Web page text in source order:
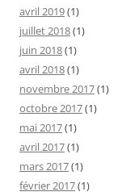
avril 2019(1)
juillet 2018(1)
juin 2018(1)
avril 2018(1)
novembre 2017(1)
octobre 2017(1)
mai 2017(1)
avril 2017(1)
mars 2017(1)
février 2017(1)